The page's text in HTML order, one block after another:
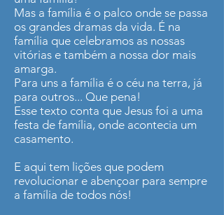
Mas a família é o palco onde se passa
os grandes dramas da vida. É na
família que celebramos as nossas
vitórias e também a nossa dor mais
amarga.
Para uns a família é o céu na terra, já
para outros... Que pena!
Esse texto conta que Jesus foi a uma
festa de família, onde acontecia um
casamento.
E aqui tem lições que podem
revolucionar e abençoar para sempre
a família de todos nós!